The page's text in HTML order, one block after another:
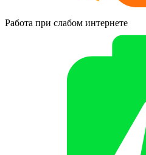
Работа при слабом интернете